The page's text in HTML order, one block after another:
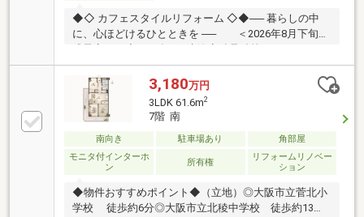
◆◇ カフェスタイルリフォーム ◇◆── 暮らしの中
に、心ほどけるひとときを ── ＜2026年8月下旬完
造12階建てのマンション◇8階部分・東向きバルコニ
ー◇専有面積61.60m2◇3LDK◇LDKは約12.1帖の広さ
◇リビングダイニングを見渡すことのできる カウン
ターキッチンあり◇食洗器付きキッチン◇洗濯用水栓
にはウルトラファインバブルを採用♪
3,180万円
3LDK 61.6m2
7階 南
南向き 駐車場あり
角部屋
モニタ付インターホ
ン
所有権
リフォームリノベー
ション
◆物件おすすめポイント◆（立地）◎大阪市立菅北小
学校 徒歩約6分◎大阪市立北稜中学校 徒歩約13分